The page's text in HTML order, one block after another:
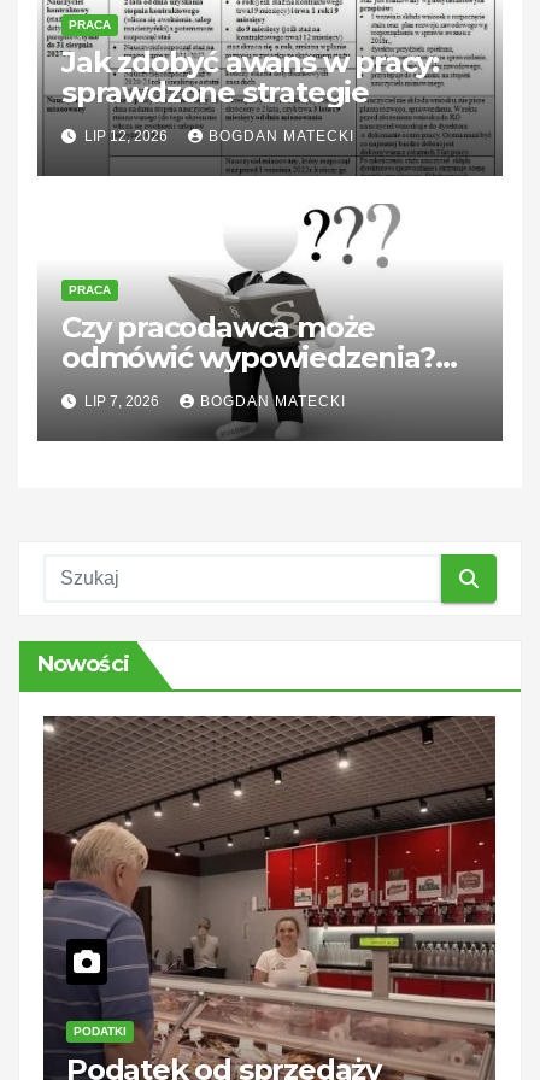
PRACA
Jak zdobyć awans w pracy:
sprawdzone strategie
LIP 12, 2026 BOGDAN MATECKI
PRACA
Czy pracodawca może
odmówić wypowiedzenia?
Sprawdź, co mówi prawo!
LIP 7, 2026 BOGDAN MATECKI
Nowości
PODATKI
Podatek od sprzedaży